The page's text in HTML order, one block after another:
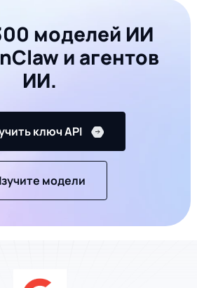
моделей ИИ
и агентов
ИИ.
ключ API
модели